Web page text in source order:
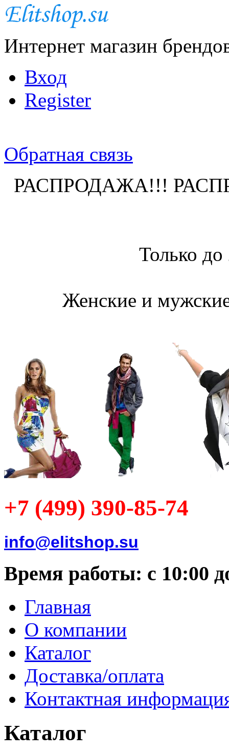
Интернет магазин
Вход
Register
Обратная связь
РАСПРОДАЖА!!!
Только
Женские и
+7 (499) 390-85-74
info@elitshop.su
Время работы: с 10:00
Главная
О компании
Каталог
Доставка/оплата
Контактная
Каталог